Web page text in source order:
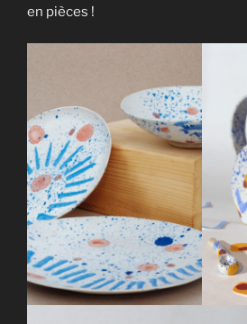
en pièces !